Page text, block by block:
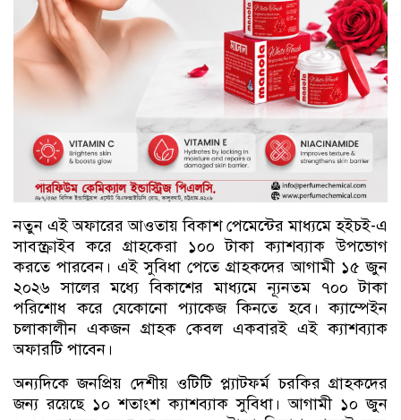
নতুন এই অফারের আওতায় বিকাশ পেমেন্টের মাধ্যমে হইচই-এ
সাবস্ক্রাইব করে গ্রাহকেরা ১০০ টাকা ক্যাশব্যাক উপভোগ
করতে পারবেন। এই সুবিধা পেতে গ্রাহকদের আগামী ১৫ জুন
২০২৬ সালের মধ্যে বিকাশের মাধ্যমে ন্যূনতম ৭০০ টাকা
পরিশোধ করে যেকোনো প্যাকেজ কিনতে হবে। ক্যাম্পেইন
চলাকালীন একজন গ্রাহক কেবল একবারই এই ক্যাশব্যাক
অফারটি পাবেন।
অন্যদিকে জনপ্রিয় দেশীয় ওটিটি প্ল্যাটফর্ম চরকির গ্রাহকদের
জন্য রয়েছে ১০ শতাংশ ক্যাশব্যাক সুবিধা। আগামী ১০ জুন